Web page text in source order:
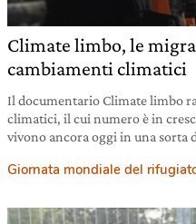
Climate limbo, le
cambiamenti climatici
Il documentario Climate limbo
climatici, il cui numero è in
vivono ancora oggi in una sorta
Giornata mondiale del